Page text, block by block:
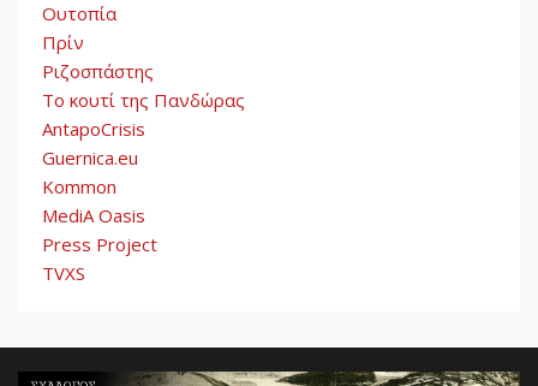
Ουτοπία
Πρίν
Ριζοσπάστης
Το κουτί της Πανδώρας
AntapoCrisis
Guernica.eu
Kommon
MediA Oasis
Press Project
TVXS